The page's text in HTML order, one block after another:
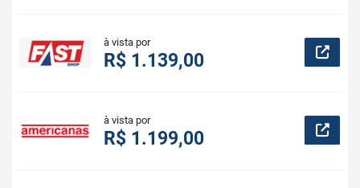
à vista por
R$ 1.139,00
à vista por
R$ 1.199,00